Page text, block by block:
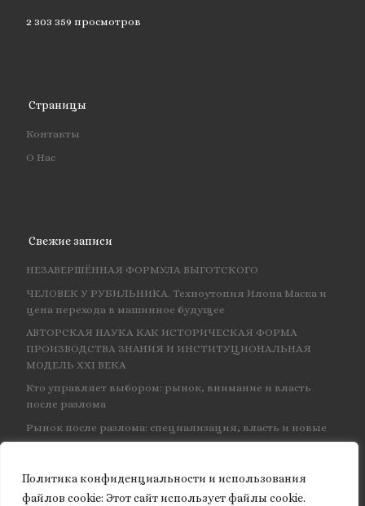
Политика конфиденциальности и использования
файлов сookie: Этот сайт использует файлы cookie.
2 303 359 просмотров
Страницы
Контакты
О Нас
Свежие записи
НЕЗАВЕРШЁННАЯ ФОРМУЛА ВЫГОТСКОГО
ЧЕЛОВЕК У РУБИЛЬНИКА. Техноутопия Илона Маска и
цена перехода в машинное будущее
АВТОРСКАЯ НАУКА КАК ИСТОРИЧЕСКАЯ ФОРМА
ПРОИЗВОДСТВА ЗНАНИЯ И ИНСТИТУЦИОНАЛЬНАЯ
МОДЕЛЬ XXI ВЕКА
Кто управляет выбором: рынок, внимание и власть
после разлома
Рынок после разлома: специализация, власть и новые
центры влияния